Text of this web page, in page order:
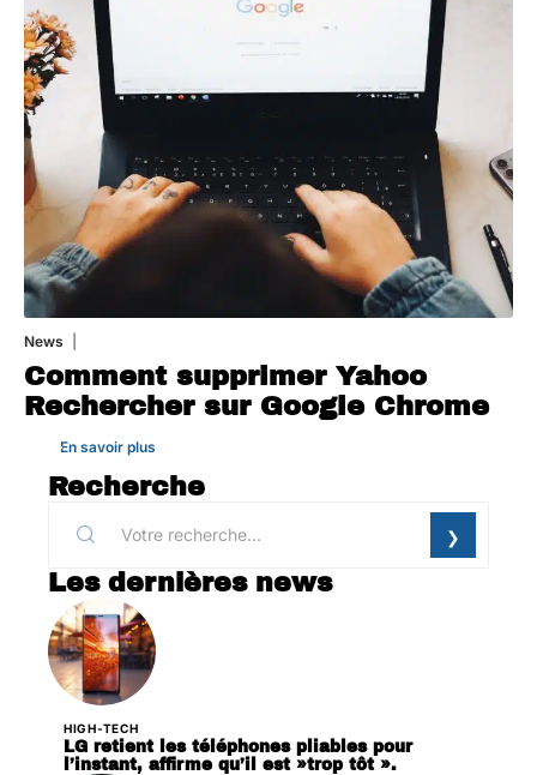
News
Comment supprimer Yahoo
Rechercher sur Google Chrome
En savoir plus
Recherche
Les dernières news
HIGH-TECH
LG retient les téléphones pliables pour
l’instant, affirme qu’il est »trop tôt ».